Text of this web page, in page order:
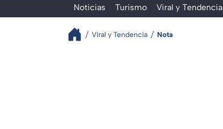
Noticias Turismo Viral y Tendencia
Viral y Tendencia Nota